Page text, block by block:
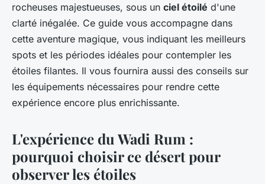
rocheuses majestueuses, sous un ciel étoilé d'une
clarté inégalée. Ce guide vous accompagne dans
cette aventure magique, vous indiquant les meilleurs
spots et les périodes idéales pour contempler les
étoiles filantes. Il vous fournira aussi des conseils sur
les équipements nécessaires pour rendre cette
expérience encore plus enrichissante.
L'expérience du Wadi Rum :
pourquoi choisir ce désert pour
observer les étoiles